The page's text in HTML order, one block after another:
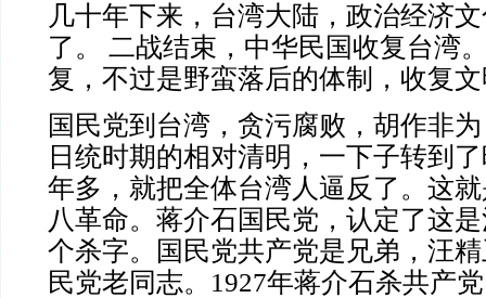
几十年下来，台湾大陆，政治经济
了。 二战结束，中华民国收复台湾
复，不过是野蛮落后的体制，收复
国民党到台湾，贪污腐败，胡作非
日统时期的相对清明，一下子转到
年多，就把全体台湾人逼反了。这
八革命。蒋介石国民党，认定了这
个杀字。国民党共产党是兄弟，汪
民党老同志。1927年蒋介石杀共产